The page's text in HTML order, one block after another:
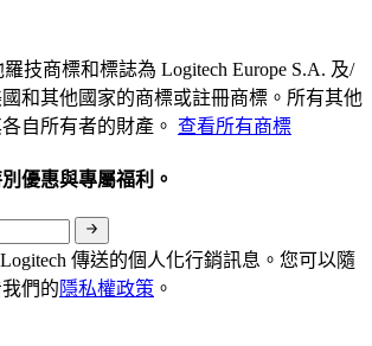
技商標和標誌為 Logitech Europe S.A. 及/
和其他國家的商標或註冊商標。所有其他
自所有者的財產。 查看所有商標
優惠與專屬福利。
傳送的個人化行銷訊息。您可以隨
們的隱私權政策 。